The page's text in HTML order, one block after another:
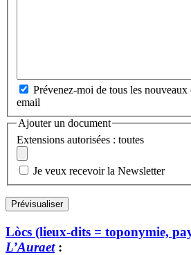
Prévenez-moi de tous les
email
Ajouter un document
Extensions autorisées : toutes
Je veux recevoir la Newsletter
Lòcs (lieux-dits = toponymie,
L’Auraet: